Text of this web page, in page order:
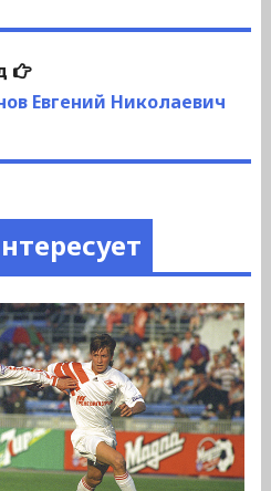
Следующая
запись:
Евгений Николаевич